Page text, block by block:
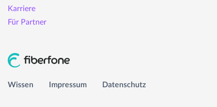
Impressum
info@fiberfone.de
Karriere
Für Partner
Wissen Impressum Datenschutz